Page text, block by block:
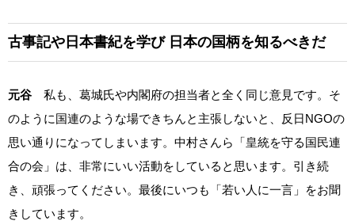
古事記や日本書紀を学び日本の国柄を知るべきだ
元谷 私も、葛城氏や内閣府の担当者と全く同じ意見です。そ
のように国連のような場できちんと主張しないと、反日NGOの
思い通りになってしまいます。中村さんら「皇統を守る国民連
合の会」は、非常にいい活動をしていると思います。引き続
き、頑張ってください。最後にいつも「若い人に一言」をお聞
きしています。